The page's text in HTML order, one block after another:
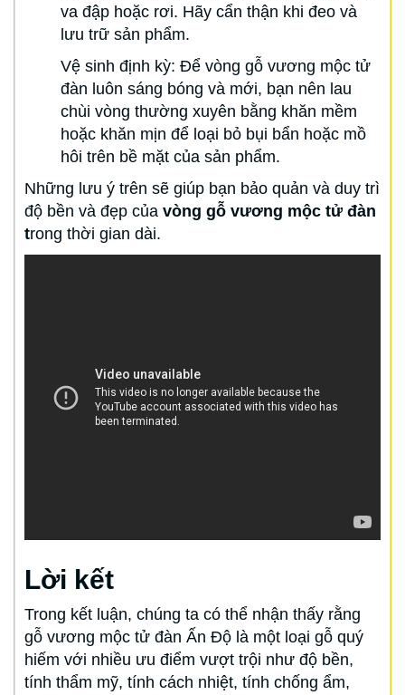
va đập hoặc rơi. Hãy cẩn thận khi đeo và
lưu trữ sản phẩm.
Vệ sinh định kỳ: Để vòng gỗ vương mộc tử
đàn luôn sáng bóng và mới, bạn nên lau
chùi vòng thường xuyên bằng khăn mềm
hoặc khăn mịn để loại bỏ bụi bẩn hoặc mồ
hôi trên bề mặt của sản phẩm.
Những lưu ý trên sẽ giúp bạn bảo quản và duy trì
độ bền và đẹp của vòng gỗ vương mộc tử đàn
trong thời gian dài.
Lời kết
Trong kết luận, chúng ta có thể nhận thấy rằng
gỗ vương mộc tử đàn Ấn Độ là một loại gỗ quý
hiếm với nhiều ưu điểm vượt trội như độ bền,
tính thẩm mỹ, tính cách nhiệt, tính chống ẩm,